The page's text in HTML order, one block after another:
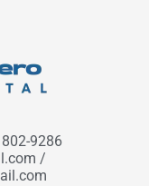
9286
/